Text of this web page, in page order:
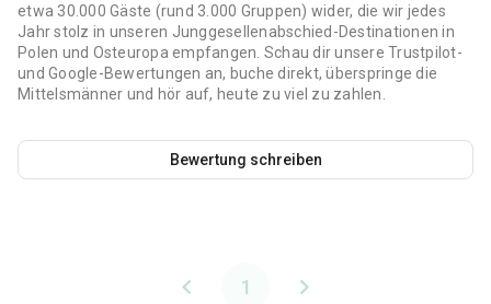
etwa 30.000 Gäste (rund 3.000 Gruppen) wider, die wir jedes
Jahr stolz in unseren Junggesellenabschied-Destinationen in
Polen und Osteuropa empfangen. Schau dir unsere Trustpilot-
und Google-Bewertungen an, buche direkt, überspringe die
Mittelsmänner und hör auf, heute zu viel zu zahlen.
Bewertung schreiben
1